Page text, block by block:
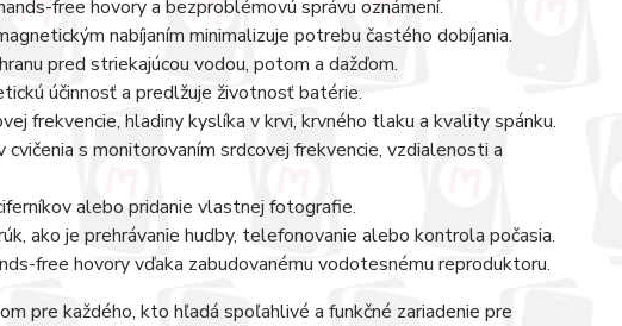
free hovory a bezproblémovú správu oznámení.
nabíjaním minimalizuje potrebu častého dobíjania.
pred striekajúcou vodou, potom a dažďom.
účinnosť a predlžuje životnosť batérie.
frekvencie, hladiny kyslíka v krvi, krvného tlaku a kvality spánku.
cvičenia s monitorovaním srdcovej frekvencie, vzdialenosti a
alebo pridanie vlastnej fotografie.
ako je prehrávanie hudby, telefonovanie alebo kontrola počasia.
free hovory vďaka zabudovanému vodotesnému reproduktoru.
pre každého, kto hľadá spoľahlivé a funkčné zariadenie pre